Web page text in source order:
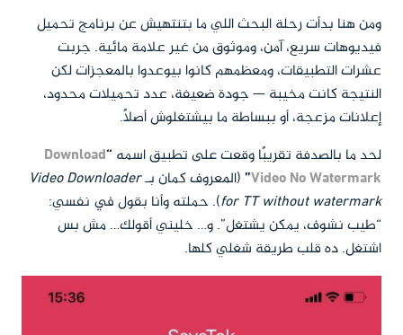
ومن هنا بدأت رحلة البحث اللي ما بتنتهيش عن برنامج تحميل
فيديوهات سريع، آمن، وموثوق من غير علامة مائية. جربت
عشرات التطبيقات، ومعظمهم كانوا بيوعدوا بالمعجزات لكن
النتيجة كانت مخيبة — جودة ضعيفة، عدد تحميلات محدود،
إعلانات مزعجة، أو ببساطة ما بيشتغلوش أصلاً.
لحد ما بالصدفة تقريبًا وقعت على تطبيق اسمه “
Download
Video No Watermark
”(المعروف كمان بـVideo Downloader
for TT without watermark). حملته وأنا بقول في نفسي:
“طيب نشوف، يمكن يشتغل”. و… خليني أقولك… مش بس
اشتغل. ده قلب طريقة شغلي كلها.